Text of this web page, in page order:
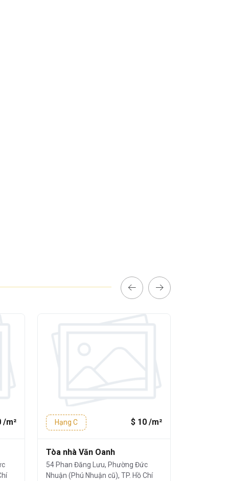
/m² Hạng C $ 10 /m²
Tòa nhà Văn Oanh
54 Phan Đăng Lưu, Phường Đức
Nhuận (Phú Nhuận cũ), TP. Hồ Chí